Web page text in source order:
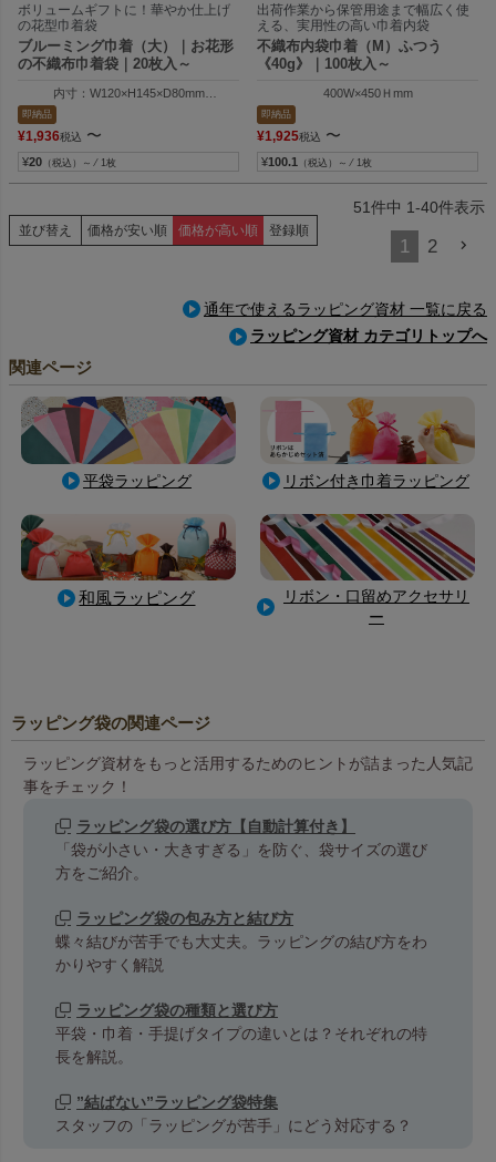
ボリュームギフトに！華やか仕上げ
の花型巾着袋
ブルーミング巾着（大）｜お花形
の不織布巾着袋｜20枚入～
内寸：W120×H145×D80mm
外寸：W134×H232×D80mm
即納品
¥1,936税込 〜
¥20 （税込）～ ⁄ 1枚
出荷作業から保管用途まで幅広く使
える、実用性の高い巾着内袋
不織布内袋巾着（M）ふつう
《40g》｜100枚入～
400W×450Ｈmm
即納品
¥1,925税込 〜
¥100.1 （税込）～ ⁄ 1枚
並び替え 価格が安い順 価格が高い順 登録順
51件中 1-40件表示
1 2
通年で使えるラッピング資材 一覧に戻る
ラッピング資材 カテゴリトップへ
関連ページ
平袋ラッピング リボン付き巾着ラッピング
和風ラッピング
リボン・口留めアクセサリ
ー
ラッピング袋の関連ページ
ラッピング資材をもっと活用するためのヒントが詰まった人気記
事をチェック！
ラッピング袋の選び方【自動計算付き】
「袋が小さい・大きすぎる」を防ぐ、袋サイズの選び
方をご紹介。
ラッピング袋の包み方と結び方
蝶々結びが苦手でも大丈夫。ラッピングの結び方をわ
かりやすく解説
ラッピング袋の種類と選び方
平袋・巾着・手提げタイプの違いとは？それぞれの特
長を解説。
”結ばない”ラッピング袋特集
スタッフの「ラッピングが苦手」にどう対応する？